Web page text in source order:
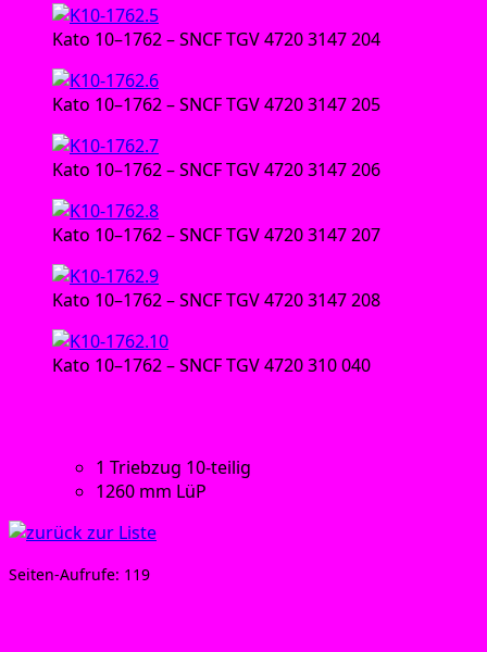
Kato 10–1762 – SNCF TGV 4720 3147 204
Kato 10–1762 – SNCF TGV 4720 3147 205
Kato 10–1762 – SNCF TGV 4720 3147 206
Kato 10–1762 – SNCF TGV 4720 3147 207
Kato 10–1762 – SNCF TGV 4720 3147 208
Kato 10–1762 – SNCF TGV 4720 310 040
1 Trieb­zug 10-teilig
1260 mm LüP
Sei­ten-Auf­ru­fe: 119